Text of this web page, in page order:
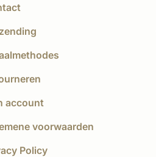
account
voorwaarden
Policy